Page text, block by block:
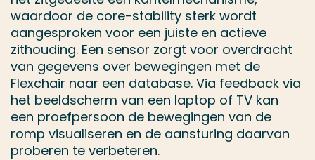
waardoor de core-stability sterk wordt
aangesproken voor een juiste en actieve
zithouding. Een sensor zorgt voor overdracht
van gegevens over bewegingen met de
Flexchair naar een database. Via feedback via
het beeldscherm van een laptop of TV kan
een proefpersoon de bewegingen van de
romp visualiseren en de aansturing daarvan
proberen te verbeteren.